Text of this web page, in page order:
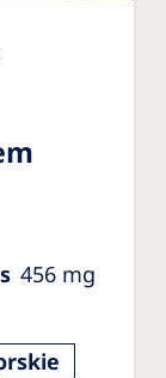
456 mg